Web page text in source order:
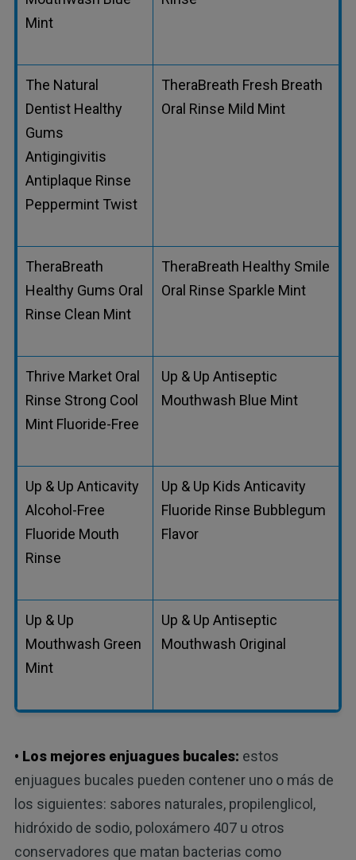
Mint
The Natural
Dentist Healthy
Gums
Antigingivitis
Antiplaque Rinse
Peppermint Twist
TheraBreath Fresh Breath
Oral Rinse Mild Mint
TheraBreath
Healthy Gums Oral
Rinse Clean Mint
TheraBreath Healthy Smile
Oral Rinse Sparkle Mint
Thrive Market Oral
Rinse Strong Cool
Mint Fluoride-Free
Up & Up Antiseptic
Mouthwash Blue Mint
Up & Up Anticavity
Alcohol-Free
Fluoride Mouth
Rinse
Up & Up Kids Anticavity
Fluoride Rinse Bubblegum
Flavor
Up & Up
Mouthwash Green
Mint
Up & Up Antiseptic
Mouthwash Original
• Los mejores enjuagues bucales: estos
enjuagues bucales pueden contener uno o más de
los siguientes: sabores naturales, propilenglicol,
hidróxido de sodio, poloxámero 407 u otros
conservadores que matan bacterias como